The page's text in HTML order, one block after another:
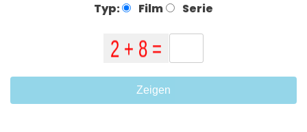
Typ: Film Serie
Zeigen